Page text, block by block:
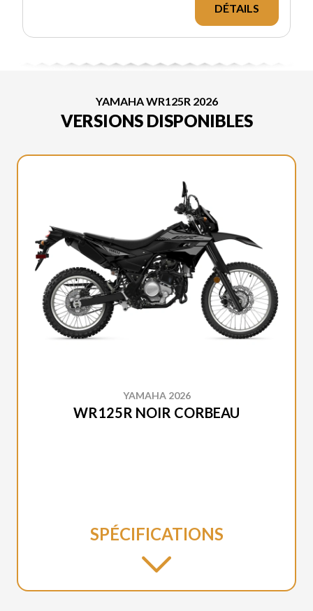
DÉTAILS
YAMAHA WR125R 2026
VERSIONS DISPONIBLES
YAMAHA 2026
WR125R NOIR CORBEAU
SPÉCIFICATIONS